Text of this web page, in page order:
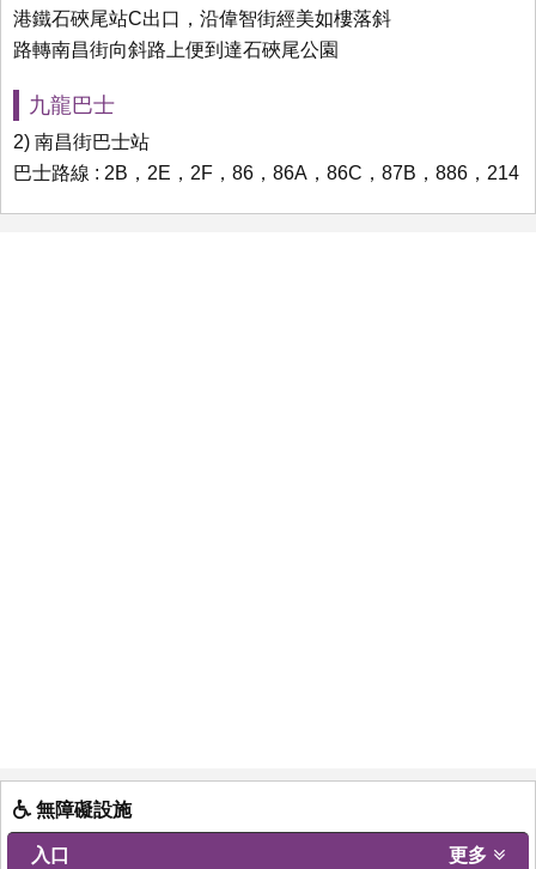
港鐵石硤尾站C出口，沿偉智街經美如樓落斜
路轉南昌街向斜路上便到達石硤尾公園
九龍巴士
2) 南昌街巴士站
巴士路線 : 2B，2E，2F，86，86A，86C，87B，886，214
無障礙設施
入口 更多